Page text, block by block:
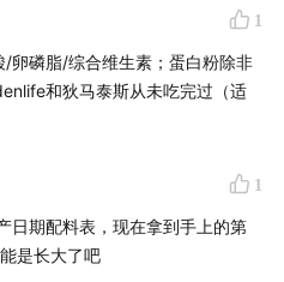
1
卵磷脂/综合维生素；蛋白粉除非
和狄马泰斯从未吃完过（适
1
日期配料表，现在拿到手上的第
是长大了吧